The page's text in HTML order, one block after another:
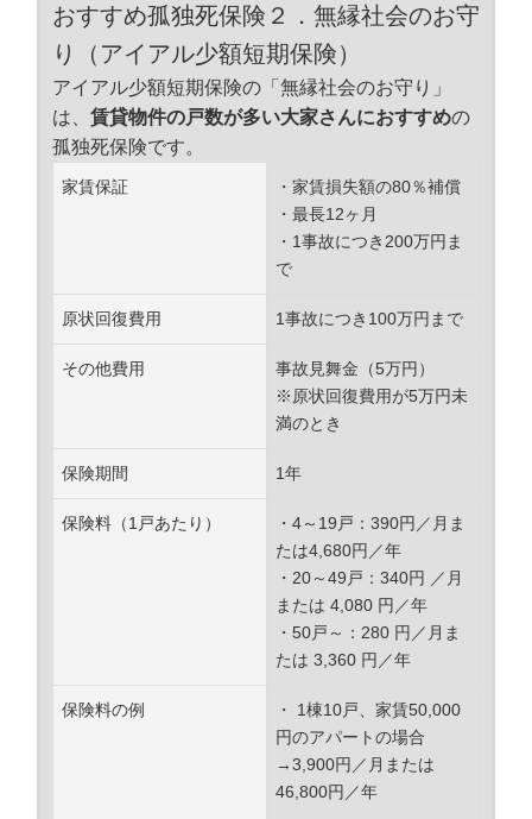
おすすめ孤独死保険２．無縁社会のお守
り（アイアル少額短期保険）
アイアル少額短期保険の「無縁社会のお守り」
は、 賃貸物件の戸数が多い大家さんにおすすめの
孤独死保険です。
家賃保証
・家賃損失額の80％補償
・最長12ヶ月
・1事故につき200万円ま
で
原状回復費用 1事故につき100万円まで
その他費用
事故見舞金（5万円）
※原状回復費用が5万円未
満のとき
保険期間 1年
保険料（1戸あたり）
・4～19戸：390円／月ま
たは4,680円／年
・20～49戸：340円 ／月
または 4,080 円／年
・50戸～：280 円／月ま
たは 3,360 円／年
保険料の例
・ 1棟10戸、家賃50,000
円のアパートの場合
→3,900円／月または
46,800円／年